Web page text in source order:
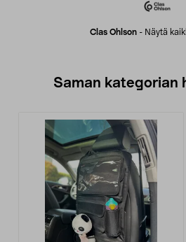
Clas Ohlson - Näytä
Saman kategorian